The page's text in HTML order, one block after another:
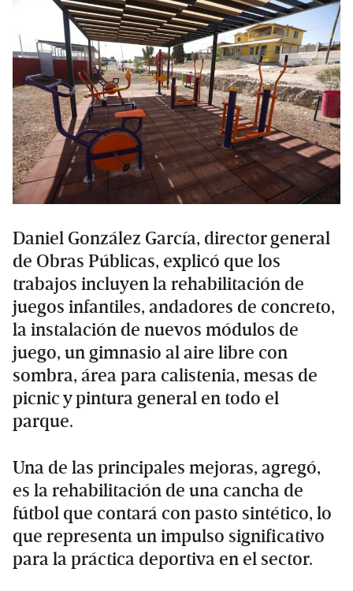
Daniel González García, director general
de Obras Públicas, explicó que los
trabajos incluyen la rehabilitación de
juegos infantiles, andadores de concreto,
la instalación de nuevos módulos de
juego, un gimnasio al aire libre con
sombra, área para calistenia, mesas de
picnic y pintura general en todo el
parque.
Una de las principales mejoras, agregó,
es la rehabilitación de una cancha de
fútbol que contará con pasto sintético, lo
que representa un impulso significativo
para la práctica deportiva en el sector.